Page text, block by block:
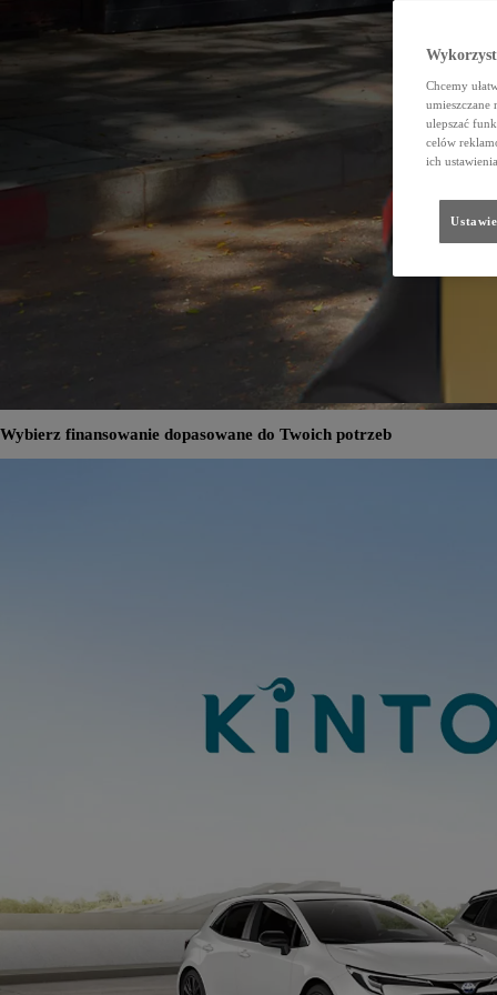
Wybierz finansowanie dopasowane do Twoich potrzeb
Chcemy
ulepszać
celów
ich